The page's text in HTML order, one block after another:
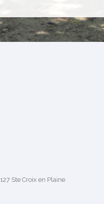
Ste Croix en Plaine